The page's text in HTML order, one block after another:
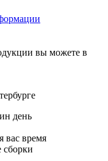
вы можете в
день
вас время
сборки